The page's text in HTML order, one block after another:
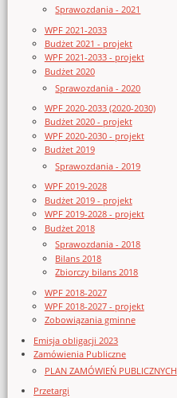
Sprawozdania - 2021
WPF 2021-2033
Budżet 2021 - projekt
WPF 2021-2033 - projekt
Budżet 2020
Sprawozdania - 2020
WPF 2020-2033 (2020-2030)
Budżet 2020 - projekt
WPF 2020-2030 - projekt
Budżet 2019
Sprawozdania - 2019
WPF 2019-2028
Budżet 2019 - projekt
WPF 2019-2028 - projekt
Budżet 2018
Sprawozdania - 2018
Bilans 2018
Zbiorczy bilans 2018
WPF 2018-2027
WPF 2018-2027 - projekt
Zobowiązania gminne
Emisja obligacji 2023
Zamówienia Publiczne
PLAN ZAMÓWIEŃ PUBLICZNYCH
Przetargi